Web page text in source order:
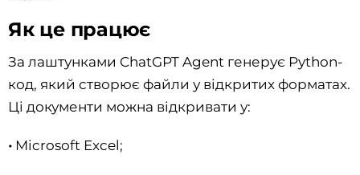
Як це працює
За лаштунками ChatGPT Agent генерує Python-
код, який створює файли у відкритих форматах.
Ці документи можна відкривати у:
• Microsoft Excel;